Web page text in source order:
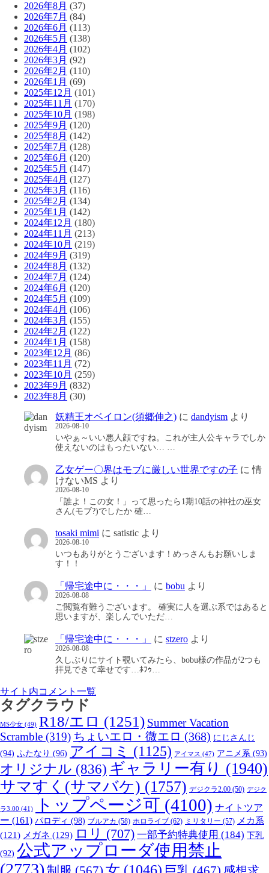
2026年8月 (37)
2026年7月 (84)
2026年6月 (113)
2026年5月 (138)
2026年4月 (102)
2026年3月 (92)
2026年2月 (110)
2026年1月 (69)
2025年12月 (101)
2025年11月 (170)
2025年10月 (198)
2025年9月 (120)
2025年8月 (142)
2025年7月 (128)
2025年6月 (120)
2025年5月 (147)
2025年4月 (127)
2025年3月 (116)
2025年2月 (134)
2025年1月 (142)
2024年12月 (180)
2024年11月 (213)
2024年10月 (219)
2024年9月 (319)
2024年8月 (132)
2024年7月 (124)
2024年6月 (120)
2024年5月 (109)
2024年4月 (106)
2024年3月 (155)
2024年2月 (122)
2024年1月 (158)
2023年12月 (86)
2023年11月 (72)
2023年10月 (259)
2023年9月 (832)
2023年8月 (30)
妖精王オベイロン(須郷伸之) に dandyism より
2026-08-10
いやぁ～いい悪人顔ですね。これが主人公キャラでしか
使えないのはもったいない… …
乙女ゲー〇界はモブに厳しい世界ですの子 に情
けないMS より
2026-08-10
「誰よ！この女！」って思ったら1期10話の神社の巫女
さん(モブ?)でしたか 確…
tosaki mimi に satistic より
2026-08-10
いつもありがとうございます！めっさんもお願いしま
す！！
「帰宅途中に・・・」 に bobu より
2026-08-08
ご閲覧有難うございます。 確実に人を選ぶ系ではあると
思いますが、楽しんでいただ…
「帰宅途中に・・・」 に stzero より
2026-08-08
久しぶりにサイト覗いてみたら、bobu様の作品が2つも
拝見できて幸せです…ﾎﾌｩ…
サイト内コメント一覧
タグクラウド
MS少女 (49) R18/エロ (1251) Summer Vacation
Scramble (319) ちょいエロ・微エロ (368) にじさんじ
(94) ふたなり (96) アイコミ (1125) アイマス (47) アニメ系 (93)
オリジナル (836) ギャラリー有り (1940)
サマすく(サマバケ) (1757) デジクラ2.00 (50) デジク
ラ3.00 (41) トップページ可 (4100) ナイトツア
ー (161) パロディ (98) ブルアカ (58) ホロライブ (62) ミリタリー (57) メカ系
(121) メガネ (129) ロリ (707) 一部予約特典使用 (184) 下乳
(92) 公式アップローダ使用禁止
(2773)